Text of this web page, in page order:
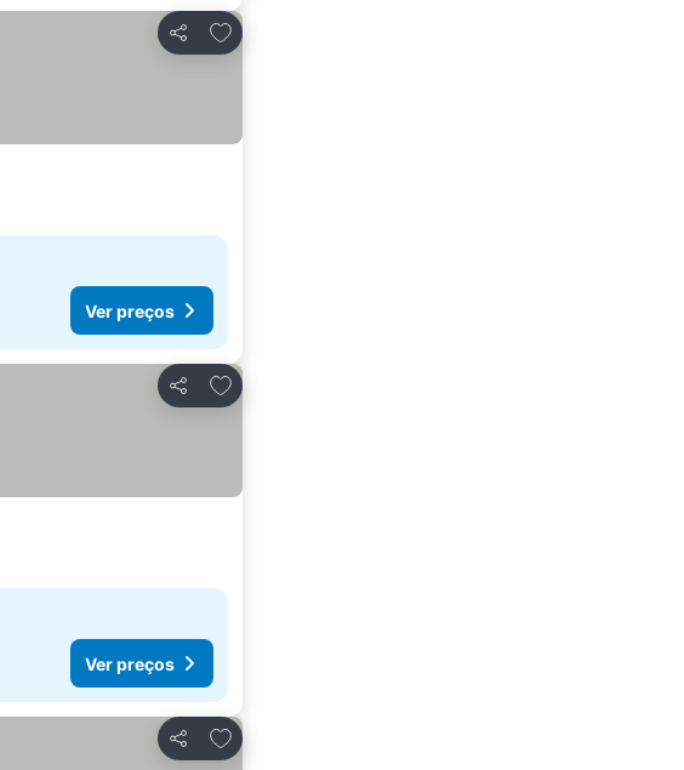
Partilhar
Adicionar aos favoritos
Ver preços
Partilhar
Adicionar aos favoritos
Ver preços
Partilhar
Adicionar aos favoritos